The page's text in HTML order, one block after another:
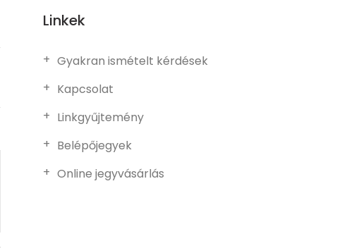
Linkek
Gyakran ismételt kérdések
Kapcsolat
Linkgyűjtemény
Belépőjegyek
Online jegyvásárlás